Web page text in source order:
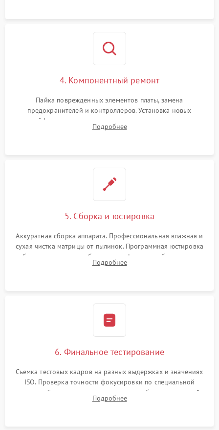
4. Компонентный ремонт
Пайка поврежденных элементов платы, замена
предохранителей и контроллеров. Установка новых
шлейфов, дисплея, механизма затвора или двигателя
автофокуса. Восстановление геометрии тубуса объектива
Подробнее
5. Сборка и юстировка
Аккуратная сборка аппарата. Профессиональная влажная и
сухая чистка матрицы от пылинок. Программная юстировка
рабочего отрезка, калибровка автофокуса, стабилизатора и
экспозамера с помощью сервисного ПО.
Подробнее
6. Финальное тестирование
Съемка тестовых кадров на разных выдержках и значениях
ISO. Проверка точности фокусировки по специальной
мишени. Тест записи на карту памяти, работы встроенной
вспышки, микрофона и всех кнопок управления.
Подробнее